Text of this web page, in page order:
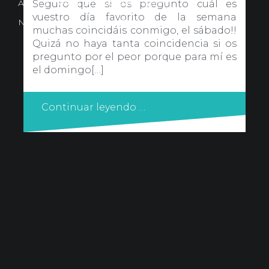
Seguro que si os pregunto cuál es
vuestro día favorito de la semana
muchas coincidáis conmigo, el sábado!!
Quizá no haya tanta coincidencia si os
pregunto por el peor porque para mí es
el domingo[…]
Continuar leyendo …
Avd. Comercial 20 Barañain (Navarra)
Nota Legal· Privacidad ·Política de Cookies